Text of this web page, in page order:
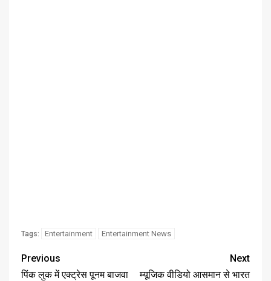
Tags: Entertainment Entertainment News
Previous
पिंक लुक में एक्ट्रेस पूनम बाजवा
Next
म्यूजिक वीडियो आसमान से भारत